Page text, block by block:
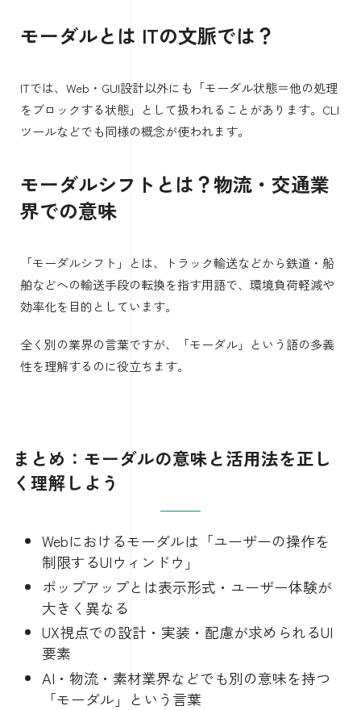
モーダルとは ITの文脈では？
ITでは、Web・GUI設計以外にも「モーダル状態＝他の処理
をブロックする状態」として扱われることがあります。CLI
ツールなどでも同様の概念が使われます。
モーダルシフトとは？物流・交通業
界での意味
「モーダルシフト」とは、トラック輸送などから鉄道・船
舶などへの輸送手段の転換を指す用語で、環境負荷軽減や
効率化を目的としています。
全く別の業界の言葉ですが、「モーダル」という語の多義
性を理解するのに役立ちます。
まとめ：モーダルの意味と活用法を正し
く理解しよう
Webにおけるモーダルは「ユーザーの操作を
制限するUIウィンドウ」
ポップアップとは表示形式・ユーザー体験が
大きく異なる
UX視点での設計・実装・配慮が求められるUI
要素
AI・物流・素材業界などでも別の意味を持つ
「モーダル」という言葉